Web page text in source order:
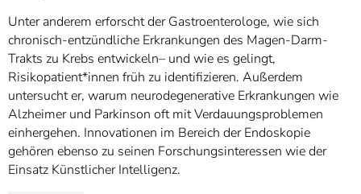
Unter anderem erforscht der Gastroenterologe, wie sich
chronisch-entzündliche Erkrankungen des Magen-Darm-
Trakts zu Krebs entwickeln– und wie es gelingt,
Risikopatient*innen früh zu identifizieren. Außerdem
untersucht er, warum neurodegenerative Erkrankungen wie
Alzheimer und Parkinson oft mit Verdauungsproblemen
einhergehen. Innovationen im Bereich der Endoskopie
gehören ebenso zu seinen Forschungsinteressen wie der
Einsatz Künstlicher Intelligenz.